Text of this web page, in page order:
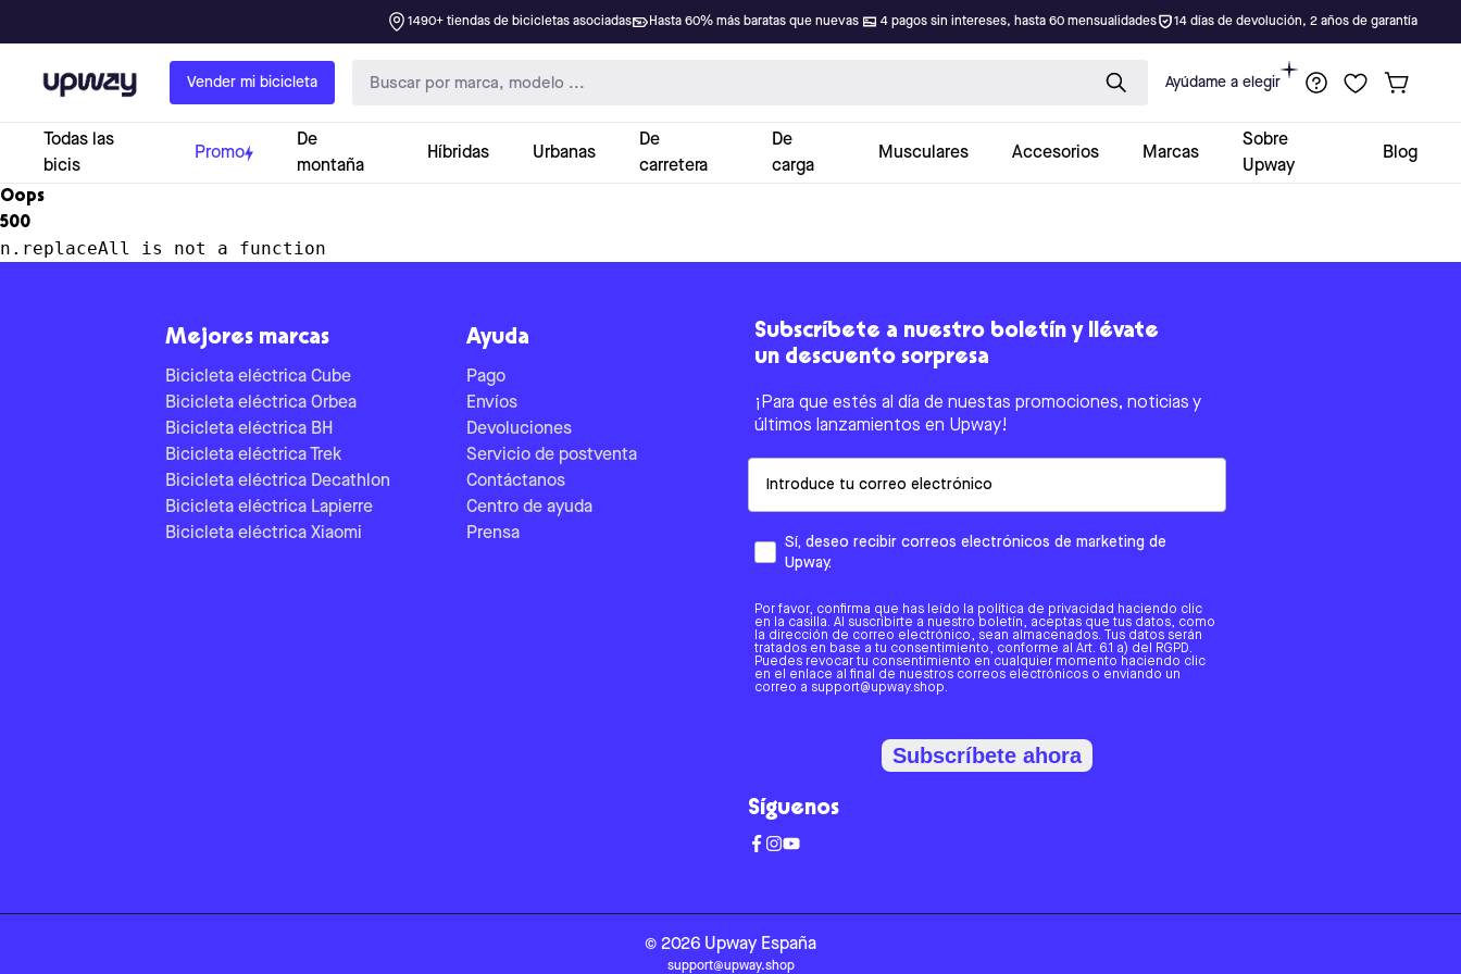
1490+ tiendas de bicicletas asociadas Hasta 60% más baratas que nuevas 4 pagos sin intereses, hasta 60 mensualidades 14 días de devolución, 2 años de garantía
Upway Vender mi bicicleta Ayúdame a elegir
Todas las
bicis
Promo
De
montaña
Híbridas Urbanas
De
carretera
De
carga
Musculares Accesorios Marcas
Sobre
Upway
Blog
Oops
500
n.replaceAll is not a function
Mejores marcas
Bicicleta eléctrica Cube
Bicicleta eléctrica Orbea
Bicicleta eléctrica BH
Bicicleta eléctrica Trek
Bicicleta eléctrica Decathlon
Bicicleta eléctrica Lapierre
Bicicleta eléctrica Xiaomi
Ayuda
Pago
Envíos
Devoluciones
Servicio de postventa
Contáctanos
Centro de ayuda
Prensa
Subscríbete a nuestro boletín y llévate
un descuento sorpresa
¡Para que estés al día de nuestas promociones, noticias y
últimos lanzamientos en Upway!
Sí, deseo recibir correos electrónicos de marketing de
Upway.
Por favor, confirma que has leído la política de privacidad haciendo clic
en la casilla. Al suscribirte a nuestro boletín, aceptas que tus datos, como
la dirección de correo electrónico, sean almacenados. Tus datos serán
tratados en base a tu consentimiento, conforme al Art. 6.1 a) del RGPD.
Puedes revocar tu consentimiento en cualquier momento haciendo clic
en el enlace al final de nuestros correos electrónicos o enviando un
correo a support@upway.shop.
Subscríbete ahora
Síguenos
© 2026 Upway España
support@upway.shop